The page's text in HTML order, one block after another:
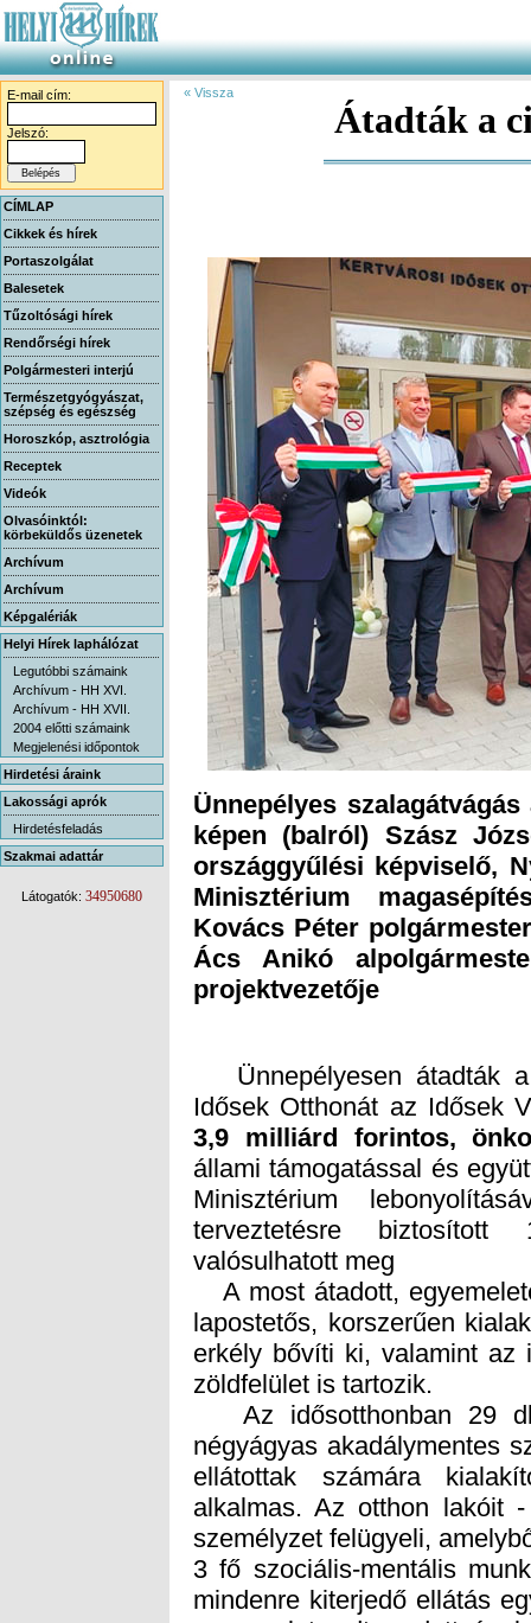
E-mail cím:
Jelszó:
CÍMLAP
Cikkek és hírek
Portaszolgálat
Balesetek
Tűzoltósági hírek
Rendőrségi hírek
Polgármesteri interjú
Természetgyógyászat,
szépség és egészség
Horoszkóp, asztrológia
Receptek
Videók
Olvasóinktól:
körbeküldős üzenetek
Archívum
Archívum
Képgalériák
Helyi Hírek laphálózat
Legutóbbi számaink
Archívum - HH XVI.
Archívum - HH XVII.
2004 előtti számaink
Megjelenési időpontok
Hirdetési áraink
Lakossági aprók
Hirdetésfeladás
Szakmai adattár
Látogatók: 34950680
« Vissza
Átadták a
Ünnepélyes
képen (balról) Szász
országgyűlési képviselő,
Minisztérium
Kovács Péter
Ács Anikó
projektvezetője
Ünnepélyesen átadták a
Idősek Otthonát az Idősek
3,9 milliárd forintos,
állami támogatással és
Minisztérium
terveztetésre
valósulhatott meg
A most átadott,
lapostetős, korszerűen
erkély bővíti ki, valamint
zöldfelület is tartozik.
Az idősotthonban 29
négyágyas akadálymentes
ellátottak számára
alkalmas. Az otthon
személyzet felügyeli,
3 fő szociális-mentális
mindenre kiterjedő ellátás
az emelet adta